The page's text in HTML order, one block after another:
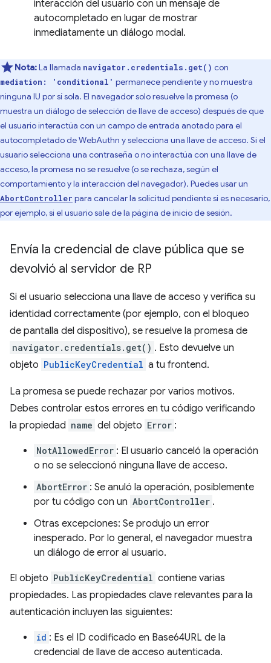
interacción del usuario con un mensaje de
autocompletado en lugar de mostrar
inmediatamente un diálogo modal.
Nota:La llamada navigator.credentials.get() con
mediation: 'conditional' permanece pendiente y no muestra
ninguna IU por sí sola. El navegador solo resuelve la promesa (o
muestra un diálogo de selección de llave de acceso) después de que
el usuario interactúa con un campo de entrada anotado para el
autocompletado de WebAuthn y selecciona una llave de acceso. Si el
usuario selecciona una contraseña o no interactúa con una llave de
acceso, la promesa no se resuelve (o se rechaza, según el
comportamiento y la interacción del navegador). Puedes usar un
AbortController para cancelar la solicitud pendiente si es necesario,
por ejemplo, si el usuario sale de la página de inicio de sesión.
Envía la credencial de clave pública que se
devolvió al servidor de RP
Si el usuario selecciona una llave de acceso y verifica su
identidad correctamente (por ejemplo, con el bloqueo
de pantalla del dispositivo), se resuelve la promesa de
navigator.credentials.get() . Esto devuelve un
objeto PublicKeyCredential a tu frontend.
La promesa se puede rechazar por varios motivos.
Debes controlar estos errores en tu código verificando
la propiedad name del objeto Error :
NotAllowedError : El usuario canceló la operación
o no se seleccionó ninguna llave de acceso.
AbortError : Se anuló la operación, posiblemente
por tu código con un AbortController .
Otras excepciones: Se produjo un error
inesperado. Por lo general, el navegador muestra
un diálogo de error al usuario.
El objeto PublicKeyCredential contiene varias
propiedades. Las propiedades clave relevantes para la
autenticación incluyen las siguientes:
id : Es el ID codificado en Base64URL de la
credencial de llave de acceso autenticada.